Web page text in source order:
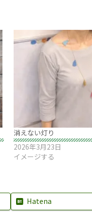
消えない灯り
2026年3月23日
イメージする
Hatena